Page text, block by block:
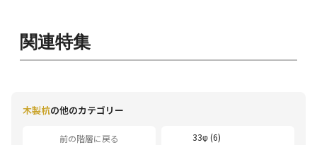
関連特集
木製杭の他のカテゴリー
前の階層に戻る 33φ (6)